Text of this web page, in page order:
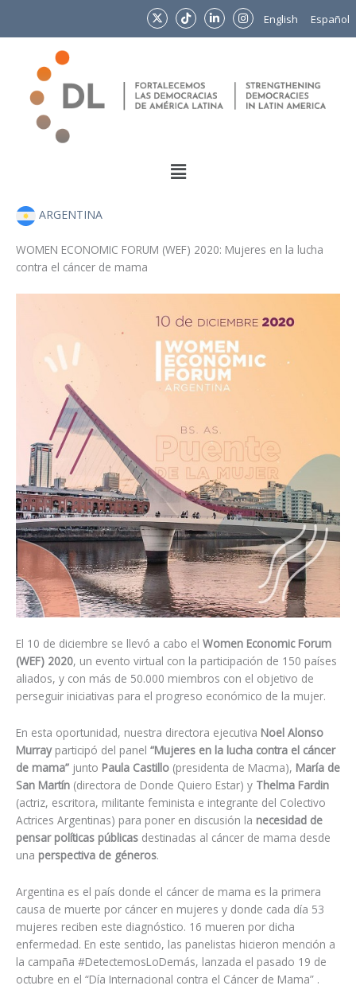
contenido
English Español
Menu
ARGENTINA
WOMEN ECONOMIC FORUM (WEF) 2020: Mujeres en la lucha
contra el cáncer de mama
El 10 de diciembre se llevó a cabo el Women Economic Forum
(WEF) 2020, un evento virtual con la participación de 150 países
aliados, y con más de 50.000 miembros con el objetivo de
perseguir iniciativas para el progreso económico de la mujer.
En esta oportunidad, nuestra directora ejecutiva Noel Alonso
Murrayparticipó del panel “Mujeres en la lucha contra el cáncer
de mama” junto Paula Castillo (presidenta de Macma), María de
San Martín (directora de Donde Quiero Estar) y Thelma Fardin
(actriz, escritora, militante feminista e integrante del Colectivo
Actrices Argentinas) para poner en discusión la necesidad de
pensar políticas públicas destinadas al cáncer de mama desde
una perspectiva de géneros.
Argentina es el país donde el cáncer de mama es la primera
causa de muerte por cáncer en mujeres y donde cada día 53
mujeres reciben este diagnóstico. 16 mueren por dicha
enfermedad. En este sentido, las panelistas hicieron mención a
la campaña #DetectemosLoDemás, lanzada el pasado 19 de
octubre en el “Día Internacional contra el Cáncer de Mama” .